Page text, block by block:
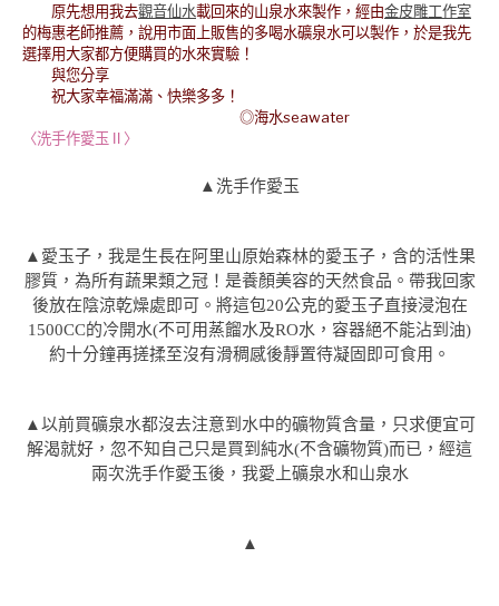
原先想用我去觀音仙水載回來的山泉水來製作，經由金皮雕工作室
的梅惠老師推薦，說用市面上販售的多喝水礦泉水可以製作，於是我先
選擇用大家都方便購買的水來實驗！
與您分享
祝大家幸福滿滿、快樂多多！
◎海水seawater
〈洗手作愛玉Ⅱ〉
▲洗手作愛玉
▲愛玉子，我是生長在阿里山原始森林的愛玉子，含的活性果
膠質，為所有蔬果類之冠！是養顏美容的天然食品。帶我回家
後放在陰涼乾燥處即可。將這包20公克的愛玉子直接浸泡在
1500CC的冷開水(不可用蒸餾水及RO水，容器絕不能沾到油)
約十分鐘再搓揉至沒有滑稠感後靜置待凝固即可食用。
▲以前買礦泉水都沒去注意到水中的礦物質含量，只求便宜可
解渴就好，忽不知自己只是買到純水(不含礦物質)而已，經這
兩次洗手作愛玉後，我愛上礦泉水和山泉水
▲